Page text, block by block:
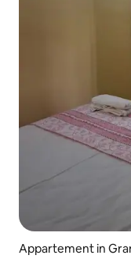
Appartement in